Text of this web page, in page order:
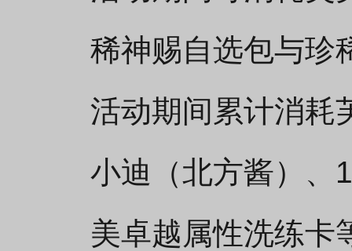
稀神赐自选包与珍
活动期间累计消耗
小迪（北方酱）、
美卓越属性洗练卡